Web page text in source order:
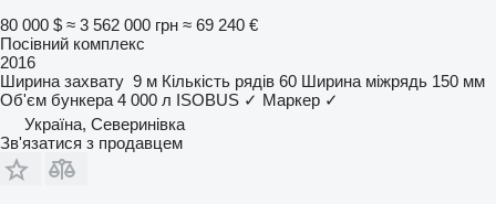
80 000 $ ≈ 3 562 000 грн ≈ 69 240 €
Посівний комплекс
2016
Ширина захвату 9 м Кількість рядів 60 Ширина міжрядь 150 мм
Об'єм бункера 4 000 л ISOBUS ✓ Маркер ✓
Україна, Северинівка
Зв'язатися з продавцем